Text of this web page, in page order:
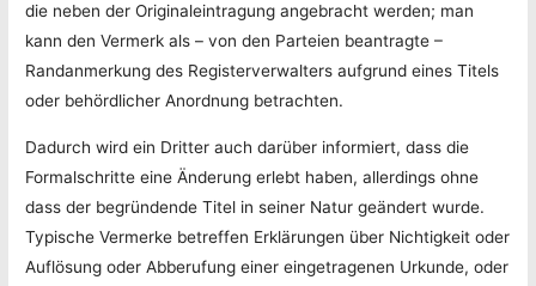
die neben der Originaleintragung angebracht werden; man
kann den Vermerk als – von den Parteien beantragte –
Randanmerkung des Registerverwalters aufgrund eines Titels
oder behördlicher Anordnung betrachten.
Dadurch wird ein Dritter auch darüber informiert, dass die
Formalschritte eine Änderung erlebt haben, allerdings ohne
dass der begründende Titel in seiner Natur geändert wurde.
Typische Vermerke betreffen Erklärungen über Nichtigkeit oder
Auflösung oder Abberufung einer eingetragenen Urkunde, oder